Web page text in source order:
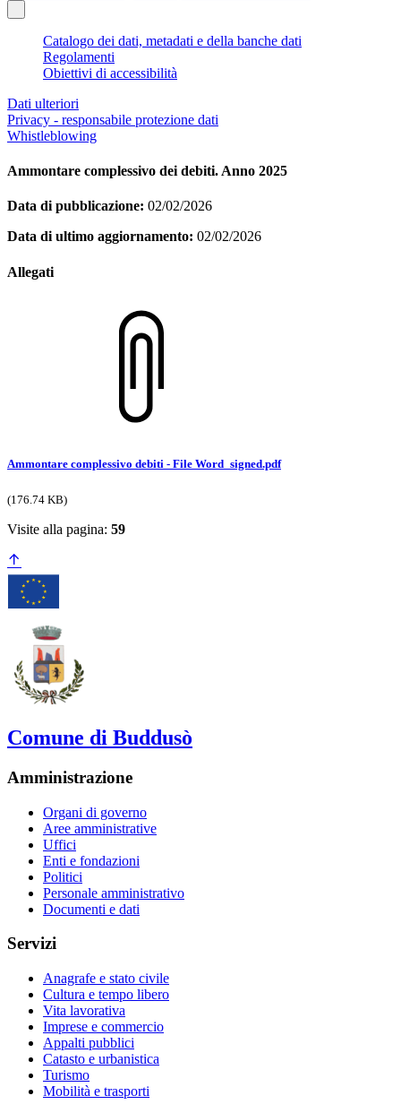
Catalogo dei dati, metadati e della banche dati
Regolamenti
Obiettivi di accessibilità
Dati ulteriori
Privacy - responsabile protezione dati
Whistleblowing
Ammontare complessivo dei debiti. Anno 2025
Data di pubblicazione: 02/02/2026
Data di ultimo aggiornamento: 02/02/2026
Allegati
Ammontare complessivo debiti - File Word_signed.pdf
(176.74 KB)
Visite alla pagina: 59
Comune di Buddusò
Amministrazione
Organi di governo
Aree amministrative
Uffici
Enti e fondazioni
Politici
Personale amministrativo
Documenti e dati
Servizi
Anagrafe e stato civile
Cultura e tempo libero
Vita lavorativa
Imprese e commercio
Appalti pubblici
Catasto e urbanistica
Turismo
Mobilità e trasporti